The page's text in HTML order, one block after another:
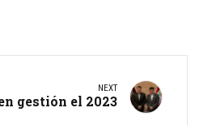
NEXT
gestión el 2023